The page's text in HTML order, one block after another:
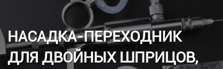
НАСАДКА-ПЕРЕХОДНИК
ДЛЯ ДВОЙНЫХ ШПРИЦОВ,